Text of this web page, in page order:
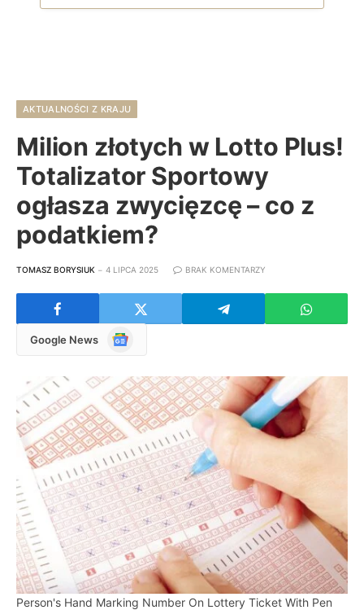
AKTUALNOŚCI Z KRAJU
Milion złotych w Lotto Plus!
Totalizator Sportowy
ogłasza zwycięzcę – co z
podatkiem?
TOMASZ BORYSIUK 4 LIPCA 2025 BRAK KOMENTARZY
Google News
Google
Person's Hand Marking Number On Lottery Ticket With Pen